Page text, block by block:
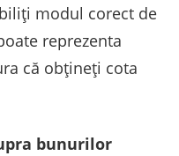
modul corect de
reprezenta
că obțineți cota
bunurilor